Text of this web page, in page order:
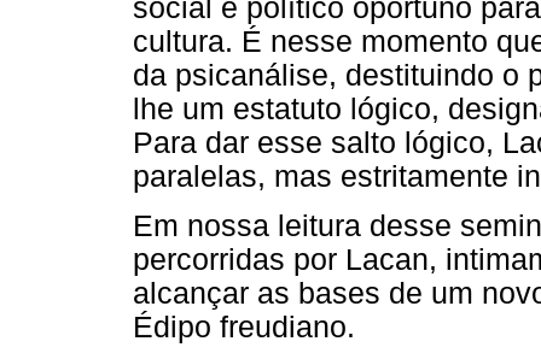
social e político oportuno
cultura. É nesse momento
da psicanálise, destituindo o
lhe um estatuto lógico,
Para dar esse salto lógico,
paralelas, mas estritamente
Em nossa leitura desse
percorridas por Lacan,
alcançar as bases de um
Édipo freudiano.